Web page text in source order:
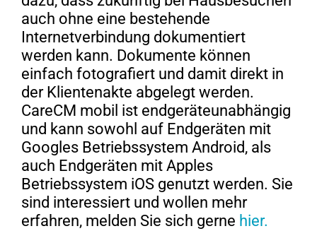
auch ohne eine bestehende
Internetverbindung dokumentiert
werden kann. Dokumente können
einfach fotografiert und damit direkt in
der Klientenakte abgelegt werden.
CareCM mobil ist endgeräteunabhängig
und kann sowohl auf Endgeräten mit
Googles Betriebssystem Android, als
auch Endgeräten mit Apples
Betriebssystem iOS genutzt werden. Sie
sind interessiert und wollen mehr
erfahren, melden Sie sich gerne hier.